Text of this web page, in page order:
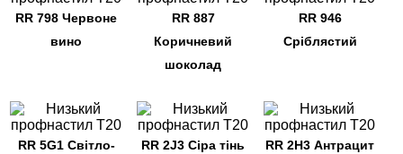
RR 798 Червоне
вино
RR 887
Коричневий
шоколад
RR 946
Сріблястий
RR 5G1 Світло-
RR 2J3 Сіра тінь RR 2H3 Антрацит